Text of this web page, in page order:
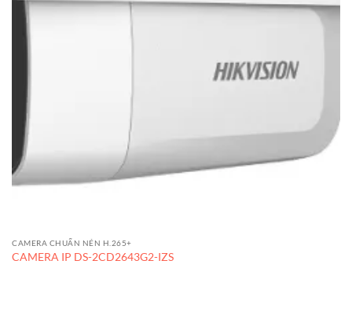
CAMERA CHUẨN NÉN H.265+
CAMERA IP DS-2CD2643G2-IZS